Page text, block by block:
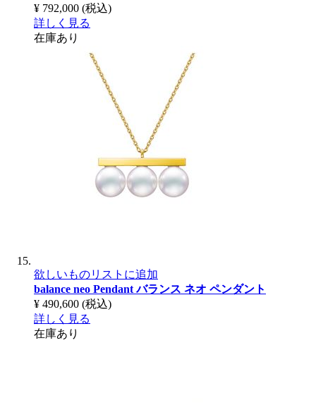
¥ 792,000 (税込)
詳しく見る
在庫あり
欲しいものリストに追加
balance neo Pendantバランス ネオ ペンダント
¥ 490,600 (税込)
詳しく見る
在庫あり